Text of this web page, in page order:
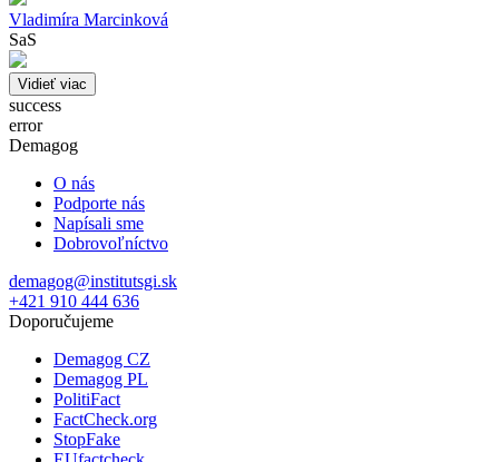
Vladimíra Marcinková
SaS
Vidieť viac
success
error
Demagog
O nás
Podporte nás
Napísali sme
Dobrovoľníctvo
demagog@institutsgi.sk
+421 910 444 636
Doporučujeme
Demagog CZ
Demagog PL
PolitiFact
FactCheck.org
StopFake